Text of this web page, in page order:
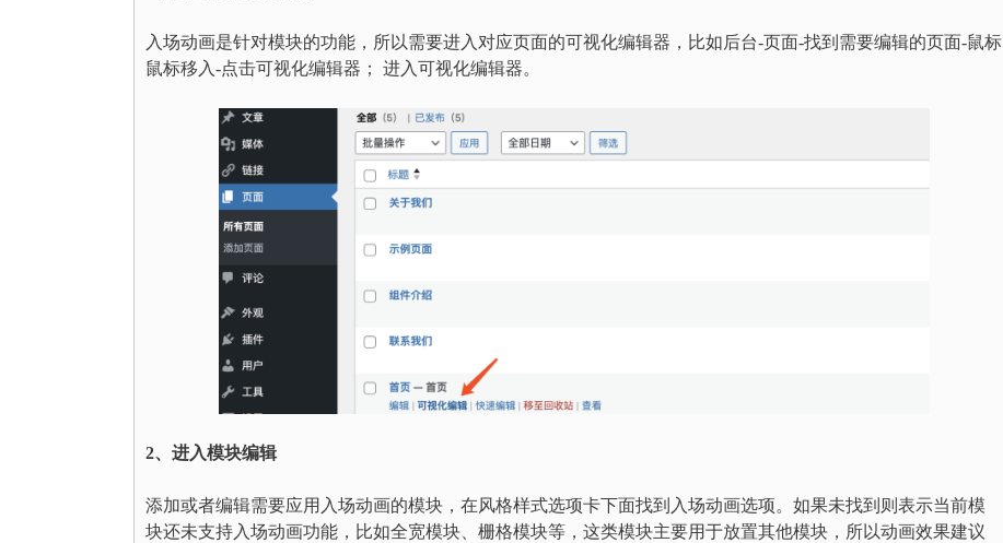
入场动画是针对模块的功能，所以需要进入对应页面的可视化编辑器，比如后台-页面-找到需要编辑的页面-鼠标
鼠标移入-点击可视化编辑器； 进入可视化编辑器。
2、进入模块编辑
添加或者编辑需要应用入场动画的模块，在风格样式选项卡下面找到入场动画选项。如果未找到则表示当前模
块还未支持入场动画功能，比如全宽模块、栅格模块等，这类模块主要用于放置其他模块，所以动画效果建议